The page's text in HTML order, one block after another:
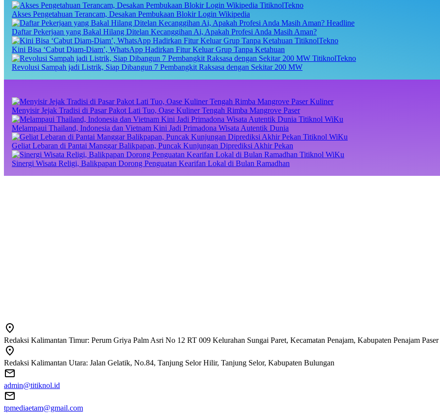
TitiknolTekno
Akses Pengetahuan Terancam, Desakan Pembukaan Blokir Login Wikipedia
Headline
Daftar Pekerjaan yang Bakal Hilang Ditelan Kecanggihan Ai, Apakah Profesi Anda Masih Aman?
TitiknolTekno
Kini Bisa ‘Cabut Diam-Diam’, WhatsApp Hadirkan Fitur Keluar Grup Tanpa Ketahuan
TitiknolTekno
Revolusi Sampah jadi Listrik, Siap Dibangun 7 Pembangkit Raksasa dengan Sekitar 200 MW
Kuliner
Menyisir Jejak Tradisi di Pasar Pakot Lati Tuo, Oase Kuliner Tengah Rimba Mangrove Paser
Titiknol WiKu
Melampaui Thailand, Indonesia dan Vietnam Kini Jadi Primadona Wisata Autentik Dunia
Titiknol WiKu
Geliat Lebaran di Pantai Manggar Balikpapan, Puncak Kunjungan Diprediksi Akhir Pekan
Titiknol WiKu
Sinergi Wisata Religi, Balikpapan Dorong Penguatan Kearifan Lokal di Bulan Ramadhan
Redaksi Kalimantan Timur: Perum Griya Palm Asri No 12 RT 009 Kelurahan Sungai Paret, Kecamatan Penajam, Kabupaten Penajam Paser
Redaksi Kalimantan Utara: Jalan Gelatik, No.84, Tanjung Selor Hilir, Tanjung Selor, Kabupaten Bulungan
admin@titiknol.id
tpmediaetam@gmail.com